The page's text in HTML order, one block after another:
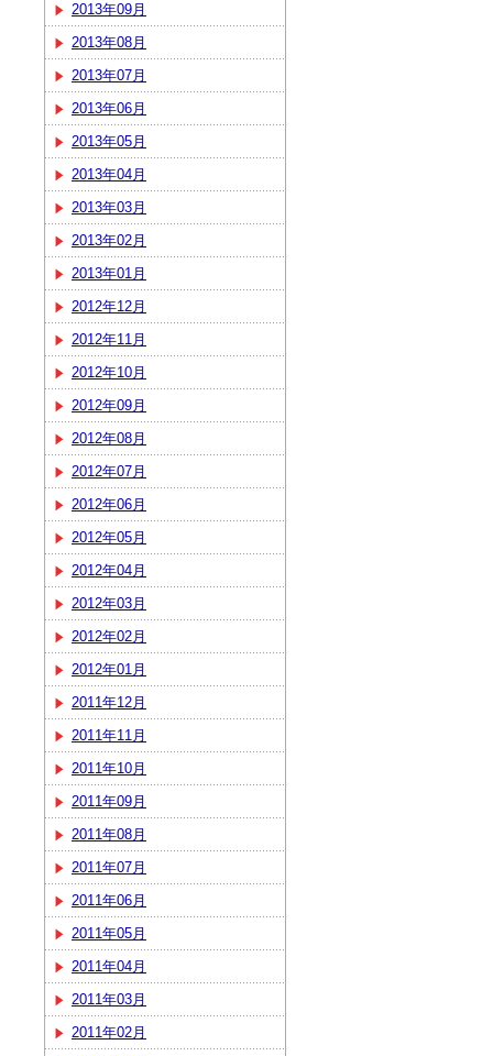
2013年09月
2013年08月
2013年07月
2013年06月
2013年05月
2013年04月
2013年03月
2013年02月
2013年01月
2012年12月
2012年11月
2012年10月
2012年09月
2012年08月
2012年07月
2012年06月
2012年05月
2012年04月
2012年03月
2012年02月
2012年01月
2011年12月
2011年11月
2011年10月
2011年09月
2011年08月
2011年07月
2011年06月
2011年05月
2011年04月
2011年03月
2011年02月